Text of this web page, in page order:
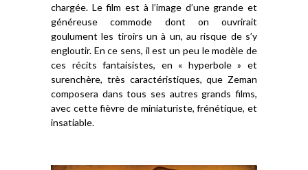
chargée. Le film est à l’image d’une grande et
généreuse commode dont on ouvrirait
goulument les tiroirs un à un, au risque de s’y
engloutir. En ce sens, il est un peu le modèle de
ces récits fantaisistes, en « hyperbole » et
surenchère, très caractéristiques, que Zeman
composera dans tous ses autres grands films,
avec cette fièvre de miniaturiste, frénétique, et
insatiable.